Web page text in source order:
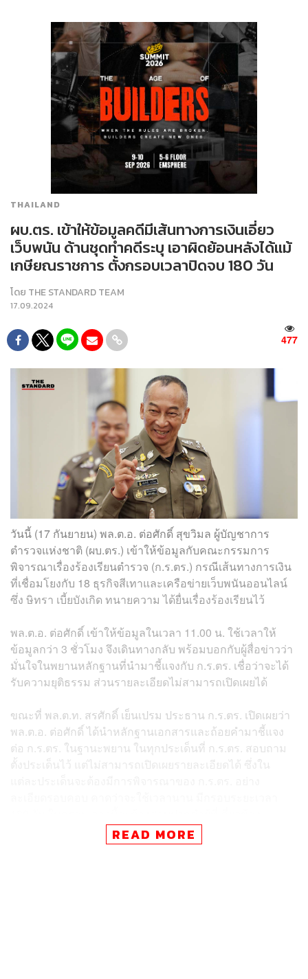
THAILAND
ผบ.ตร. เข้าให้ข้อมูลคดีมีเส้นทางการเงินเอี่ยว
เว็บพนัน ด้านชุดทำคดีระบุ เอาผิดย้อนหลังได้แม้
เกษียณราชการ ตั้งกรอบเวลาปิดจบ 180 วัน
โดย THE STANDARD TEAM
17.09.2024
477
วันนี้ (17 กันยายน) พล.ต.อ. ต่อศักดิ์ สุขวิมล ผู้บัญชาการ
ตำรวจแห่งชาติ (ผบ.ตร.) เข้าให้ข้อมูลกับคณะกรรมการ
พิจารณาเรื่องร้องเรียนตำรวจ (ก.ร.ตร.) กรณีเส้นทางการเงิน
ที่เชื่อมโยงกับ 18 ธุรกิจสีเทาและเครือข่ายเว็บพนันออนไลน์
ซึ่ง ษิทรา เบี้ยบังเกิด ทนายความ ได้ยื่นเรื่องร้องเรียนไว้
พล.ต.อ. ต่อศักดิ์ เข้าให้ข้อมูลในเวลา 11.00 น. ใช้เวลาให้
ข้อมูลกว่า 3 ชั่วโมง จึงเดินทางกลับ พร้อมบอกกับผู้สื่อข่าวว่า
มั่นใจในพยานหลักฐานที่นำมาชี้แจงกับ ก.ร.ตร. เชื่อว่าจะได้
รับความยุติธรรม ส่วนรายละเอียดไม่สามารถเปิดเผยได้
ขณะที่ พล.ต.ท. สรศักดิ์ เย็นเปรม ประธาน ก.ร.ตร. เปิดเผยว่า
พล.ต.อ. ต่อศักดิ์ ได้นำหลักฐานเอกสารและถ้อยคำมาชี้แจง
ต่อ ก.ร.ตร. ในฐานะพยาน ในทุกประเด็นที่ ก.ร.ตร. สอบถาม
ตั้งประเด็นไว้ แต่ไม่สามารถเปิดเผยรายละเอียดได้ ซึ่งใน
ทั้งหมดให้แล้วเสร็จ แต่หากไม่แล้วเสร็จสามารถขยายกรอบ
เวลาได้อีก 60 วันตามความจำเป็น
READ MORE